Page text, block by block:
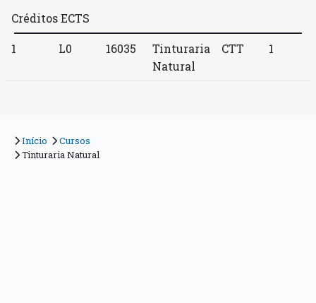
Créditos ECTS
1 L0 16035
Tinturaria
Natural
CTT 1
Início
Cursos
Tinturaria Natural